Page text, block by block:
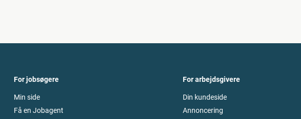
For jobsøgere
Min side
Få en Jobagent
For arbejdsgivere
Din kundeside
Annoncering